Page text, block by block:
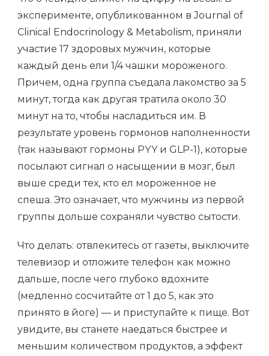
эксперименте, опубликованном в Journal of
Clinical Endocrinology & Metabolism, приняли
участие 17 здоровых мужчин, которые
каждый день ели 1/4 чашки мороженого.
Причем, одна группа съедала лакомство за 5
минут, тогда как другая тратила около 30
минут на то, чтобы насладиться им. В
результате уровень гормонов наполненности
(так называют гормоны PYY и GLP-1), которые
посылают сигнал о насыщении в мозг, был
выше среди тех, кто ел мороженное не
спеша. Это означает, что мужчины из первой
группы дольше сохраняли чувство сытости.
Что делать: отвлекитесь от газеты, выключите
телевизор и отложите телефон как можно
дальше, после чего глубоко вдохните
(медленно сосчитайте от 1 до 5, как это
принято в йоге) — и приступайте к пище. Вот
увидите, вы станете наедаться быстрее и
меньшим количеством продуктов, а эффект